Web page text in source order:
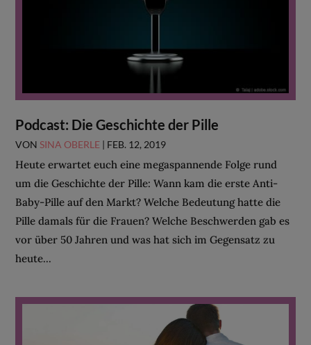
Podcast: Die Geschichte der Pille
VON SINA OBERLE | FEB. 12, 2019
Heute erwartet euch eine megaspannende Folge rund
um die Geschichte der Pille: Wann kam die erste Anti-
Baby-Pille auf den Markt? Welche Bedeutung hatte die
Pille damals für die Frauen? Welche Beschwerden gab es
vor über 50 Jahren und was hat sich im Gegensatz zu
heute...